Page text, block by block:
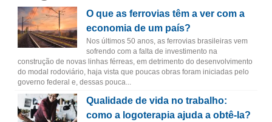
O que as ferrovias têm a ver com a
economia de um país?
Nos últimos 50 anos, as ferrovias brasileiras vem
sofrendo com a falta de investimento na
construção de novas linhas férreas, em detrimento do desenvolvimento
do modal rodoviário, haja vista que poucas obras foram iniciadas pelo
governo federal e, dessas pouca...
Qualidade de vida no trabalho:
como a logoterapia ajuda a obtê-la?